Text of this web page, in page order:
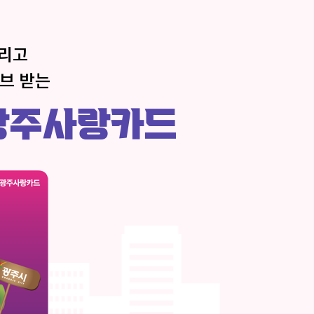
고
받는
사랑카드